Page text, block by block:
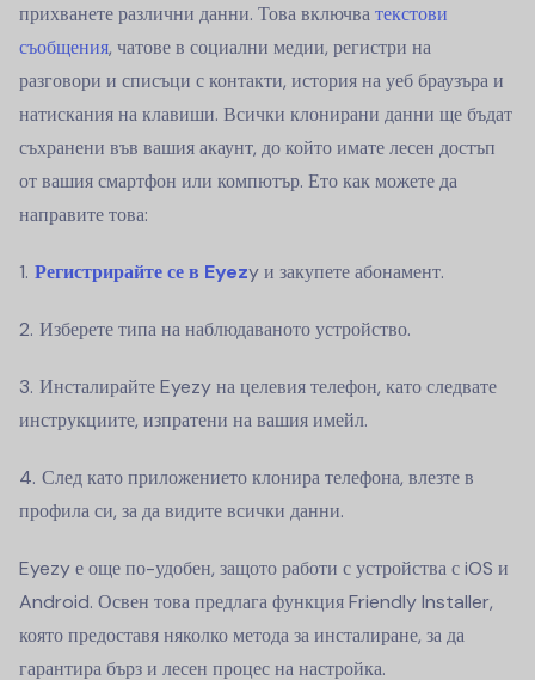
прихванете различни данни. Това включватекстови
съобщения, чатове в социални медии, регистри на
разговори и списъци с контакти, история на уеб браузъра и
натискания на клавиши. Всички клонирани данни ще бъдат
съхранени във вашия акаунт, до който имате лесен достъп
от вашия смартфон или компютър. Ето как можете да
направите това:
Регистрирайте се в Eyezy и закупете абонамент.
Изберете типа на наблюдаваното устройство.
Инсталирайте Eyezy на целевия телефон, като следвате
инструкциите, изпратени на вашия имейл.
След като приложението клонира телефона, влезте в
профила си, за да видите всички данни.
Eyezy е още по-удобен, защото работи с устройства с iOS и
Android. Освен това предлага функция Friendly Installer,
която предоставя няколко метода за инсталиране, за да
гарантира бърз и лесен процес на настройка.